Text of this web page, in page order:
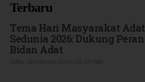
Terbaru
Tema Hari Masyarakat Adat
Sedunia 2026: Dukung Peran
Bidan Adat